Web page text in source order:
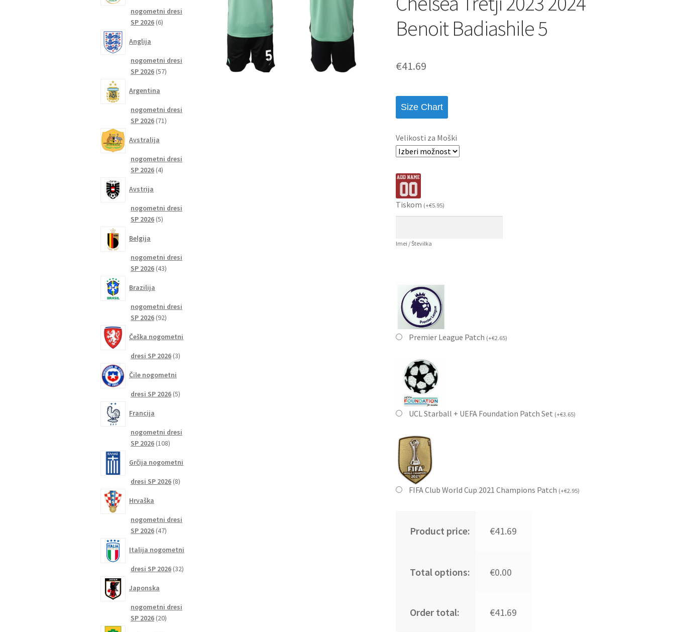
Benoit Badiashile 5
€41.69
Size Chart
Velikosti za Moški
Tiskom (+€5.95)
Imei / Številka
Premier League Patch (+€2.65)
UCL Starball + UEFA Foundation Patch Set (+€3.65)
FIFA Club World Cup 2021 Champions Patch (+€2.95)
Product price: €41.69
Total options: €0.00
Order total: €41.69
nogometni dresi
SP 2026 66
Anglija
nogometni dresi
SP 2026 5757
Argentina
nogometni dresi
SP 2026 7171
Avstralija
nogometni dresi
SP 2026 44
Avstrija
nogometni dresi
SP 2026 55
Belgija
nogometni dresi
SP 2026 4343
Brazilija
nogometni dresi
SP 2026 9292
Češka nogometni
dresi SP 2026 33
Čile nogometni
dresi SP 2026 55
Francija
nogometni dresi
SP 2026 108108
Grčija nogometni
dresi SP 2026 88
Hrvaška
nogometni dresi
SP 2026 4747
Italija nogometni
dresi SP 2026 3232
Japonska
nogometni dresi
SP 2026 2020